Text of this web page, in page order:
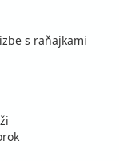
s raňajkami